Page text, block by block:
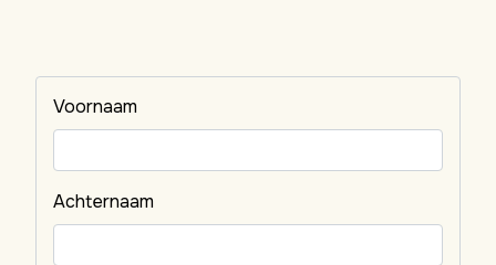
Voornaam
Achternaam